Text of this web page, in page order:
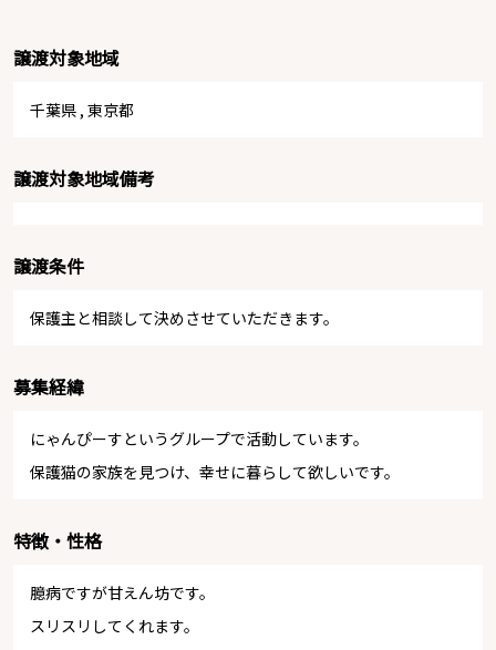
譲渡対象地域
千葉県 , 東京都
譲渡対象地域備考
譲渡条件
保護主と相談して決めさせていただきます。
募集経緯
にゃんぴーすというグループで活動しています。
保護猫の家族を見つけ、幸せに暮らして欲しいです。
特徴・性格
臆病ですが甘えん坊です。
スリスリしてくれます。